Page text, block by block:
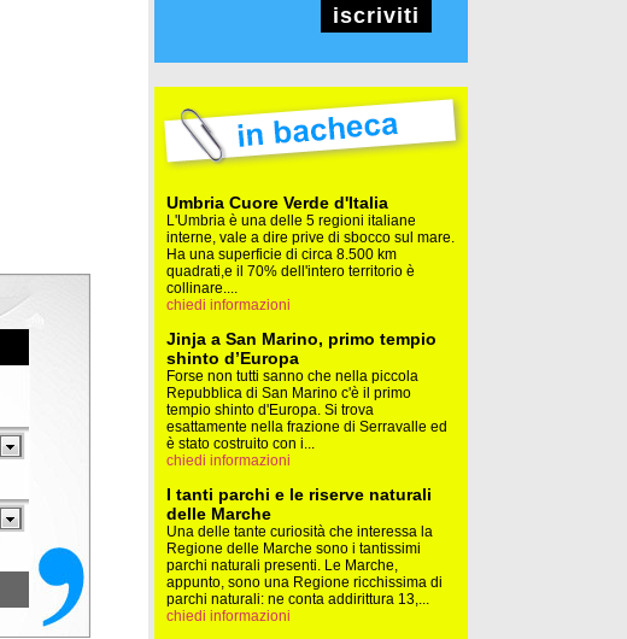
iscriviti
Umbria Cuore Verde d'Italia
L'Umbria è una delle 5 regioni italiane
interne, vale a dire prive di sbocco sul mare.
Ha una superficie di circa 8.500 km
quadrati,e il 70% dell'intero territorio è
collinare....
chiedi informazioni
Jinja a San Marino, primo tempio
shinto d’Europa
Forse non tutti sanno che nella piccola
Repubblica di San Marino c'è il primo
tempio shinto d'Europa. Si trova
esattamente nella frazione di Serravalle ed
è stato costruito con i...
chiedi informazioni
I tanti parchi e le riserve naturali
delle Marche
Una delle tante curiosità che interessa la
Regione delle Marche sono i tantissimi
parchi naturali presenti. Le Marche,
appunto, sono una Regione ricchissima di
parchi naturali: ne conta addirittura 13,...
chiedi informazioni